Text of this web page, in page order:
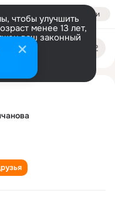
Войти
чтобы улучшить
менее 13 лет,
ваш законный